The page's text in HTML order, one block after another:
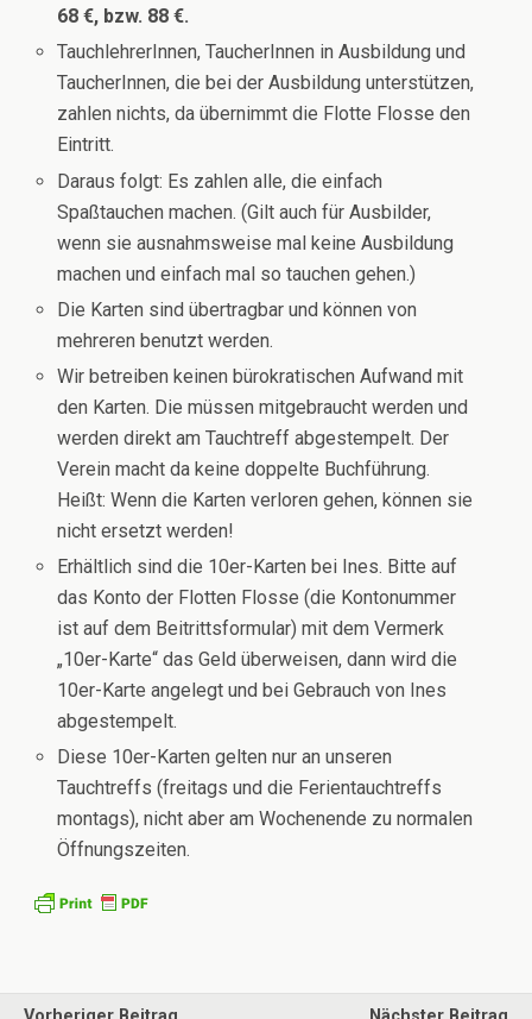
68 €, bzw. 88 €.
TauchlehrerInnen, TaucherInnen in Ausbildung und
TaucherInnen, die bei der Ausbildung unterstützen,
zahlen nichts, da übernimmt die Flotte Flosse den
Eintritt.
Daraus folgt: Es zahlen alle, die einfach
Spaßtauchen machen. (Gilt auch für Ausbilder,
wenn sie ausnahmsweise mal keine Ausbildung
machen und einfach mal so tauchen gehen.)
Die Karten sind übertragbar und können von
mehreren benutzt werden.
Wir betreiben keinen bürokratischen Aufwand mit
den Karten. Die müssen mitgebraucht werden und
werden direkt am Tauchtreff abgestempelt. Der
Verein macht da keine doppelte Buchführung.
Heißt: Wenn die Karten verloren gehen, können sie
nicht ersetzt werden!
Erhältlich sind die 10er-Karten bei Ines. Bitte auf
das Konto der Flotten Flosse (die Kontonummer
ist auf dem Beitrittsformular) mit dem Vermerk
„10er-Karte“ das Geld überweisen, dann wird die
10er-Karte angelegt und bei Gebrauch von Ines
abgestempelt.
Diese 10er-Karten gelten nur an unseren
Tauchtreffs (freitags und die Ferientauchtreffs
montags), nicht aber am Wochenende zu normalen
Öffnungszeiten.